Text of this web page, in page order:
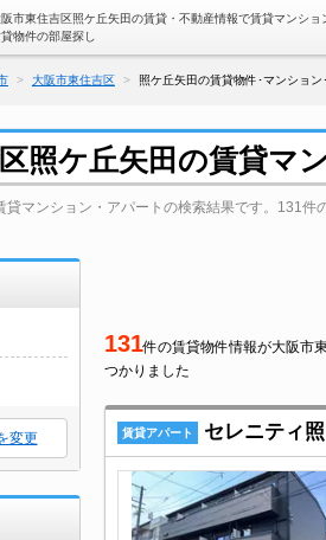
市東住吉区照ケ丘矢田の賃貸・不動産情報で賃貸マンショ
物件の部屋探し
大阪市東住吉区 照ケ丘矢田の賃貸物件･マンション
照ケ丘矢田の賃貸マ
貸マンション・アパートの検索結果です。131
変更
131件の賃貸物件情報が大阪市
つかりました
賃貸アパート セレニティ